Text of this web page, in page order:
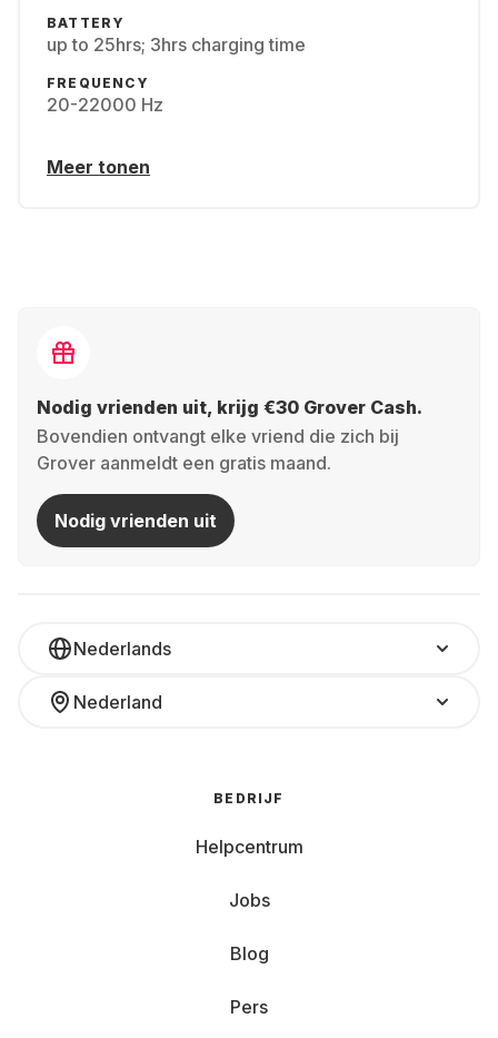
BATTERY
up to 25hrs; 3hrs charging time
FREQUENCY
20-22000 Hz
Meer tonen
Nodig vrienden uit, krijg €30 Grover Cash.
Bovendien ontvangt elke vriend die zich bij
Grover aanmeldt een gratis maand.
Nodig vrienden uit
Nederlands
Nederland
BEDRIJF
Helpcentrum
Jobs
Blog
Pers